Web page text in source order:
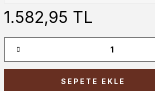
1.582,95 TL
SEPETE EKLE